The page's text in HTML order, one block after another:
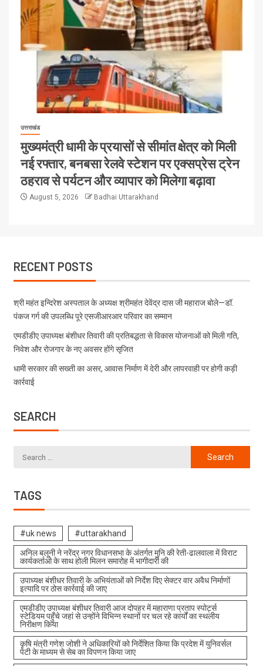
उत्तराखंड
मुख्यमंत्री धामी के प्रयासों से सीमांत क्षेत्र को मिली
नई रफ्तार, बनबसा रेलवे स्टेशन पर एक्सप्रेस ट्रेन
ठहराव से पर्यटन और व्यापार को मिलेगा बढ़ावा
August 5, 2026 Badhai Uttarakhand
RECENT POSTS
श्री महंत इन्दिरेश अस्पताल के अध्यक्ष श्रीमहंत देवेंद्र दास जी महाराज बोले—डॉ.
पंकज गर्ग की उपलब्धि पूरे एसजीआरआर परिवार का सम्मान
एमडीडीए उपाध्यक्ष बंशीधर तिवारी की प्रतिबद्धता से विकास योजनाओं को मिली गति,
निवेश और रोजगार के नए अवसर होंगे सृजित
धामी सरकार की सख्ती का असर, आवास निर्माण में देरी और लापरवाही पर होगी कड़ी
कार्रवाई
SEARCH
TAGS
#uk news #uttarakhand
अनिल बलूनी ने नरेंद्र नगर विधानसभा के अंतर्गत मुनि की रेती-ढालवाला में विराट
कार्यकर्ताओ के साथ होली मिलन समारोह में भागीदारी की
उपाध्यक्ष बंशीधर तिवारी के अभियंताओं को निर्देश दिए सेक्टर वार अवैध निर्माणों
इत्यादि पर ठोस कार्रवाई की जाए
एमडीडीए उपाध्यक्ष बंशीधर तिवारी आज दोपहर में महाराणा प्रताप स्पोर्ट्स
स्टेडियम पहुँचे जहां से उन्होंने विभिन्न स्थानों पर चल रहे कार्यों का स्थलीय
निरीक्षण किया
कृषि मंत्री गणेश जोशी ने अधिकारियों को निर्देशित किया कि प्रदेश में युनिवर्सल
पेटी के माध्यम से सेब का विपणन किया जाए